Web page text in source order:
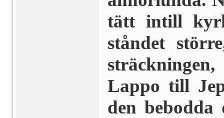
tätt intill
ståndet
Lappo till
den bebodda